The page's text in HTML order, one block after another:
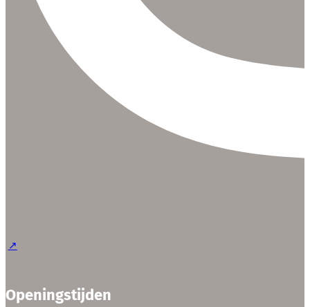
Openingstijden